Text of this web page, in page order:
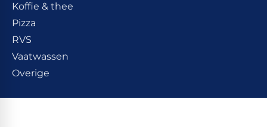
Koffie & thee
Pizza
RVS
Vaatwassen
Overige